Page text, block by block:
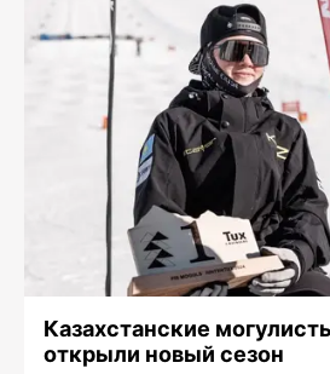
Казахстанские
открыли новый сезон